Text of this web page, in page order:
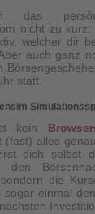
das
nicht zu
welcher dir
auch ganz
statt.
kein
(fast) alles
dich selbst
den
die
sogar einmal